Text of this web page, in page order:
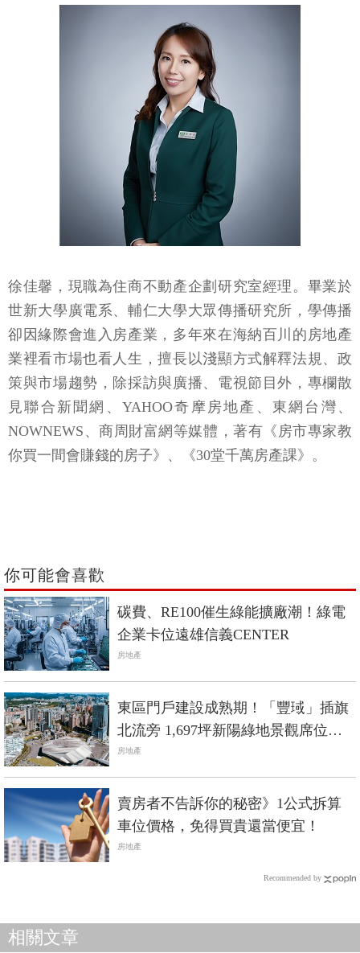
徐佳馨，現職為住商不動產企劃研究室經理。畢業於
世新大學廣電系、輔仁大學大眾傳播研究所，學傳播
卻因緣際會進入房產業，多年來在海納百川的房地產
業裡看市場也看人生，擅長以淺顯方式解釋法規、政
策與市場趨勢，除採訪與廣播、電視節目外，專欄散
見聯合新聞網、YAHOO奇摩房地產、東網台灣、
NOWNEWS、商周財富網等媒體，著有《房市專家教
你買一間會賺錢的房子》、《30堂千萬房產課》。
你可能會喜歡
碳費、RE100催生綠能擴廠潮！綠電
企業卡位遠雄信義CENTER
房地產
東區門戶建設成熟期！「豐琙」插旗
北流旁 1,697坪新陽綠地景觀席位限
量登場
房地產
賣房者不告訴你的秘密》1公式拆算
車位價格，免得買貴還當便宜！
房地產
Recommended by
相關文章